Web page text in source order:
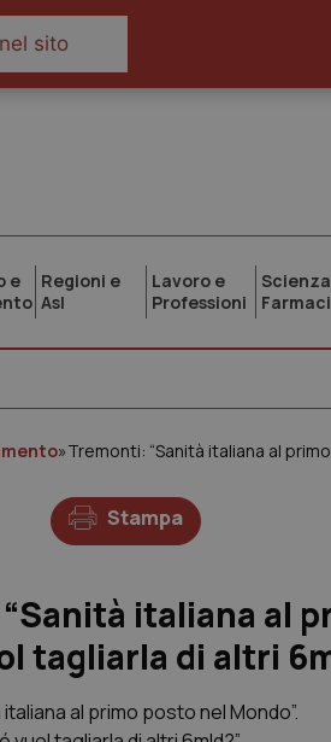
e
Regioni e
Asl
Lavoro e
Professioni
Farmaci
»Tremonti: “Sanità italiana al
Stampa
italiana al
tagliarla di altri